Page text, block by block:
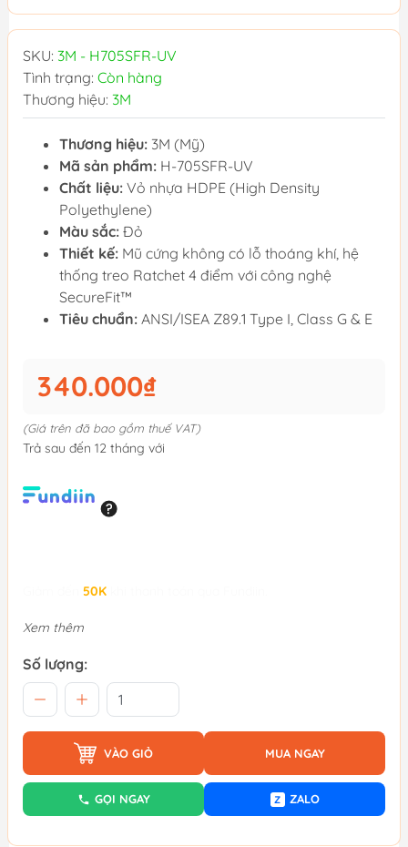
SKU: 3M - H705SFR-UV
Tình trạng: Còn hàng
Thương hiệu: 3M
Thương hiệu: 3M (Mỹ)
Mã sản phẩm: H-705SFR-UV
Chất liệu: Vỏ nhựa HDPE (High Density
Polyethylene)
Màu sắc: Đỏ
Thiết kế: Mũ cứng không có lỗ thoáng khí, hệ
thống treo Ratchet 4 điểm với công nghệ
SecureFit™
Tiêu chuẩn: ANSI/ISEA Z89.1 Type I, Class G & E
340.000₫
(Giá trên đã bao gồm thuế VAT)
Trả sau đến 12 tháng với
50K
Xem thêm
Số lượng:
VÀO GIỎ MUA NGAY
GỌI NGAY Z ZALO